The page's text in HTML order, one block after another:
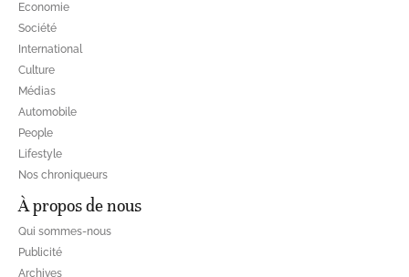
Economie
Société
International
Culture
Médias
Automobile
People
Lifestyle
Nos chroniqueurs
À propos de nous
Qui sommes-nous
Publicité
Archives